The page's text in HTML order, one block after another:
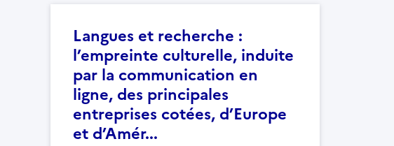
Langues et recherche :
l’empreinte culturelle, induite
par la communication en
ligne, des principales
entreprises cotées, d’Europe
et d’Amér...